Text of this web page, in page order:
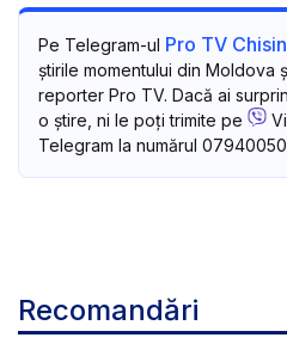
Pe Telegram-ul Pro TV
știrile momentului din Moldova
reporter Pro TV. Dacă ai
o știre, ni le poți trimite pe
Telegram la numărul
Recomandări